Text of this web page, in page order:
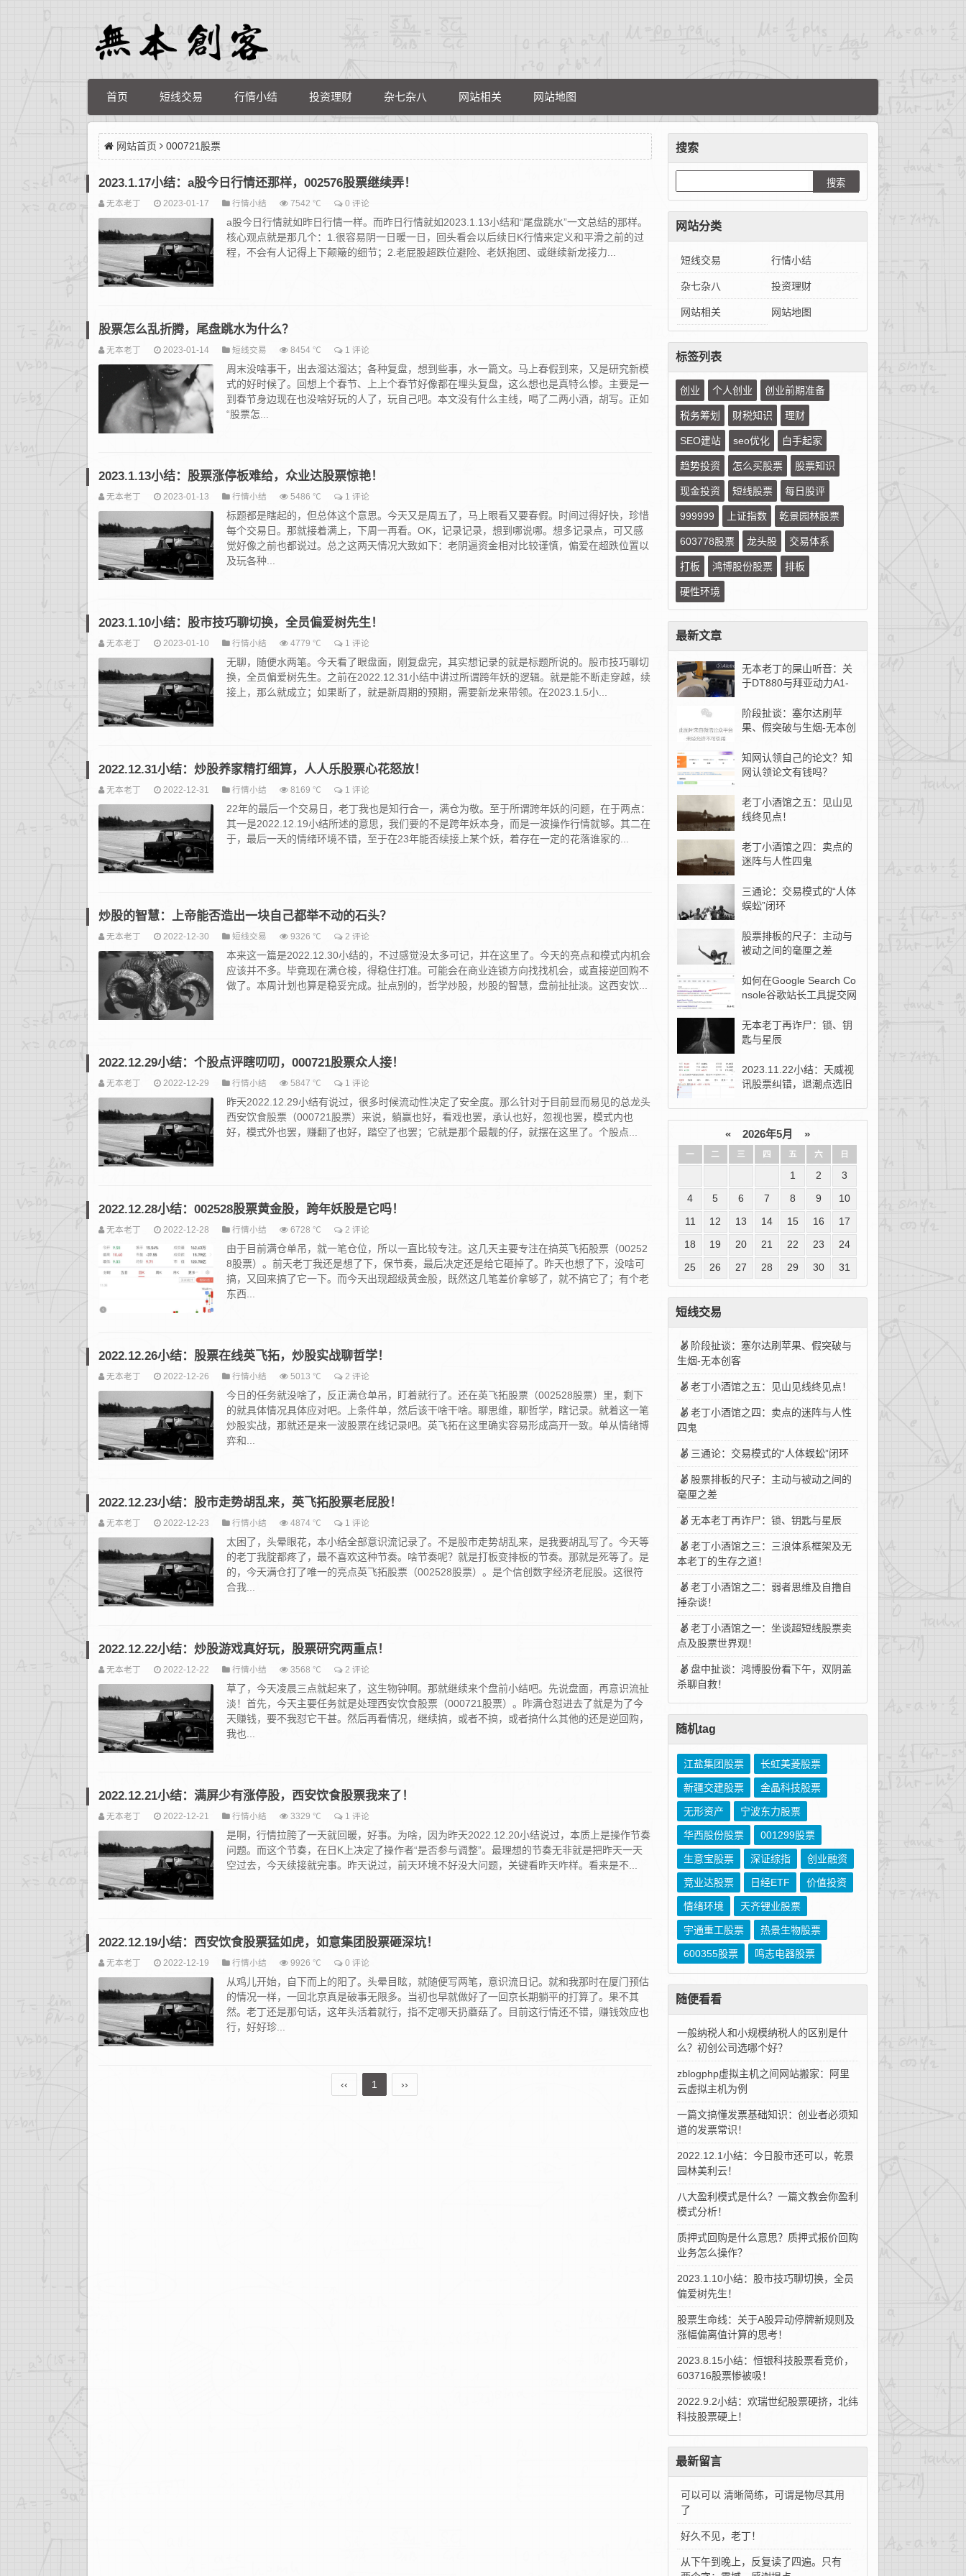
首页 短线交易 行情小结 投资理财 杂七杂八 网站相关 网站地图
网站首页 000721股票
2023.1.17小结：a股今日行情还那样，002576股票继续弄！
无本老丁 2023-01-17 行情小结 7542 ℃ 0 评论
a股今日行情就如昨日行情一样。而昨日行情就如2023.1.13小结和“尾盘跳水”一文总结的那样。
核心观点就是那几个：1.很容易阴一日暖一日，回头看会以后续日K行情来定义和平滑之前的过
程，不会有人记得上下颠簸的细节；2.老屁股超跌位避险、老妖抱团、或继续新龙接力...
股票怎么乱折腾，尾盘跳水为什么？
无本老丁 2023-01-14 短线交易 8454 ℃ 1 评论
周末没啥事干，出去溜达溜达；各种复盘，想到些事，水一篇文。马上春假到来，又是研究新模
式的好时候了。回想上个春节、上上个春节好像都在埋头复盘，这么想也是真特么惨。主要是一
到春节身边现在也没啥好玩的人了，玩自己吧。本文没有什么主线，喝了二两小酒，胡写。正如
“股票怎...
2023.1.13小结：股票涨停板难给，众业达股票惊艳！
无本老丁 2023-01-13 行情小结 5486 ℃ 1 评论
标题都是瞎起的，但总体这个意思。今天又是周五了，马上眼看又要春假。时间过得好快，珍惜
每个交易日。那就接着满上，下周一再看。OK，记录记录，想到哪说哪。想多记录点，可又感
觉好像之前也都说过。总之这两天情况大致如下：老阴逼资金相对比较谨慎，偏爱在超跌位置以
及玩各种...
2023.1.10小结：股市技巧聊切换，全员偏爱树先生！
无本老丁 2023-01-10 行情小结 4779 ℃ 1 评论
无聊，随便水两笔。今天看了眼盘面，刚复盘完，其实想记录的就是标题所说的。股市技巧聊切
换，全员偏爱树先生。之前在2022.12.31小结中讲过所谓跨年妖的逻辑。就是能不断走穿越，续
接上，那么就成立；如果断了，就是新周期的预期，需要新龙来带领。在2023.1.5小...
2022.12.31小结：炒股养家精打细算，人人乐股票心花怒放！
无本老丁 2022-12-31 行情小结 8169 ℃ 1 评论
22年的最后一个交易日，老丁我也是知行合一，满仓为敬。至于所谓跨年妖的问题，在于两点：
其一是2022.12.19小结所述的意思，我们要的不是跨年妖本身，而是一波操作行情就够。其二在
于，最后一天的情绪环境不错，至于在23年能否续接上某个妖，着存在一定的花落谁家的...
炒股的智慧：上帝能否造出一块自己都举不动的石头？
无本老丁 2022-12-30 短线交易 9326 ℃ 2 评论
本来这一篇是2022.12.30小结的，不过感觉没太多可记，并在这里了。今天的亮点和模式内机会
应该并不多。毕竟现在满仓梭，得稳住打准。可能会在商业连锁方向找找机会，或直接逆回购不
做了。本周计划也算是稳妥完成。扯点别的，哲学炒股，炒股的智慧，盘前扯扯淡。这西安饮...
2022.12.29小结：个股点评瞎叨叨，000721股票众人接！
无本老丁 2022-12-29 行情小结 5847 ℃ 1 评论
昨天2022.12.29小结有说过，很多时候流动性决定了安全度。那么针对于目前显而易见的总龙头
西安饮食股票（000721股票）来说，躺赢也好，看戏也罢，承认也好，忽视也罢，模式内也
好，模式外也罢，赚翻了也好，踏空了也罢；它就是那个最靓的仔，就摆在这里了。个股点...
2022.12.28小结：002528股票黄金股，跨年妖股是它吗！
无本老丁 2022-12-28 行情小结 6728 ℃ 2 评论
由于目前满仓单吊，就一笔仓位，所以一直比较专注。这几天主要专注在搞英飞拓股票（00252
8股票）。前天老丁我还是想了下，保节奏，最后决定还是给它砸掉了。昨天也想了下，没啥可
搞，又回来搞了它一下。而今天出现超级黄金股，既然这几笔差价拿够了，就不搞它了；有个老
东西...
2022.12.26小结：股票在线英飞拓，炒股实战聊哲学！
无本老丁 2022-12-26 行情小结 5013 ℃ 2 评论
今日的任务就没啥了，反正满仓单吊，盯着就行了。还在英飞拓股票（002528股票）里，剩下
的就具体情况具体应对吧。上条件单，然后该干啥干啥。聊思维，聊哲学，瞎记录。就着这一笔
炒股实战，那就还是来一波股票在线记录吧。英飞拓在这里确实容易形成高开一致。单从情绪博
弈和...
2022.12.23小结：股市走势胡乱来，英飞拓股票老屁股！
无本老丁 2022-12-23 行情小结 4874 ℃ 1 评论
太困了，头晕眼花，本小结全部意识流记录了。不是股市走势胡乱来，是我要胡乱写了。今天等
的老丁我腚都疼了，最不喜欢这种节奏。啥节奏呢？就是打板变排板的节奏。那就是死等了。是
的，今天满仓打了唯一的亮点英飞拓股票（002528股票）。是个信创数字经济老屁股。这很符
合我...
2022.12.22小结：炒股游戏真好玩，股票研究两重点！
无本老丁 2022-12-22 行情小结 3568 ℃ 2 评论
草了，今天凌晨三点就起来了，这生物钟啊。那就继续来个盘前小结吧。先说盘面，再意识流扯
淡！首先，今天主要任务就是处理西安饮食股票（000721股票）。昨满仓怼进去了就是为了今
天赚钱，要不我怼它干甚。然后再看情况，继续搞，或者不搞，或者搞什么其他的还是逆回购，
我也...
2022.12.21小结：满屏少有涨停股，西安饮食股票我来了！
无本老丁 2022-12-21 行情小结 3329 ℃ 1 评论
是啊，行情拉胯了一天就回暖，好事。为啥，因为昨天2022.12.20小结说过，本质上是操作节奏
问题。而这个节奏，在日K上决定了操作者“是否参与调整”。最理想的节奏无非就是把昨天一天
空过去，今天续接就完事。昨天说过，前天环境不好没大问题，关键看昨天咋样。看来是不...
2022.12.19小结：西安饮食股票猛如虎，如意集团股票砸深坑！
无本老丁 2022-12-19 行情小结 9926 ℃ 0 评论
从鸡儿开始，自下而上的阳了。头晕目眩，就随便写两笔，意识流日记。就和我那时在厦门预估
的情况一样，一回北京真是破事无限多。当初也早就做好了一回京长期躺平的打算了。果不其
然。老丁还是那句话，这年头活着就行，指不定哪天扔蘑菇了。目前这行情还不错，赚钱效应也
行，好好珍...
‹‹ 1 ››
搜索
网站分类
短线交易 行情小结
杂七杂八 投资理财
网站相关 网站地图
标签列表
创业 个人创业 创业前期准备
税务筹划 财税知识 理财
SEO建站 seo优化 白手起家
趋势投资 怎么买股票 股票知识
现金投资 短线股票 每日股评
999999 上证指数 乾景园林股票
603778股票 龙头股 交易体系
打板 鸿博股份股票 排板
硬性环境
最新文章
无本老丁的屎山听音：关
于DT880与拜亚动力A1-
阶段扯谈：塞尔达刷苹
果、假突破与生烟-无本创
知网认领自己的论文？知
网认领论文有钱吗？
老丁小酒馆之五：见山见
线终见点！
老丁小酒馆之四：卖点的
迷阵与人性四鬼
三通论：交易模式的“人体
蜈蚣”闭环
股票排板的尺子：主动与
被动之间的毫厘之差
如何在Google Search Co
nsole谷歌站长工具提交网
无本老丁再诈尸：锁、钥
匙与星辰
2023.11.22小结：天威视
讯股票纠错，退潮点选旧
« 2026年5月 »
一 二 三 四 五 六 日
1 2
3
4
5 6 7 8 9
10
11
12 13 14 15 16
17
18
19 20 21 22 23
24
25
26 27 28 29 30 31
短线交易
阶段扯谈：塞尔达刷苹果、假突破与
生烟-无本创客
老丁小酒馆之五：见山见线终见点！
老丁小酒馆之四：卖点的迷阵与人性
四鬼
三通论：交易模式的“人体蜈蚣”闭环
股票排板的尺子：主动与被动之间的
毫厘之差
无本老丁再诈尸：锁、钥匙与星辰
老丁小酒馆之三：三浪体系框架及无
本老丁的生存之道！
老丁小酒馆之二：弱者思维及自撸自
捶杂谈！
老丁小酒馆之一：坐谈超短线股票卖
点及股票世界观！
盘中扯谈：鸿博股份看下午，双阴盖
杀聊自救！
随机tag
江盐集团股票 长虹美菱股票
新疆交建股票 金晶科技股票
无形资产 宁波东力股票
华西股份股票 001299股票
生意宝股票 深证综指 创业融资
竞业达股票 日经ETF 价值投资
情绪环境 天齐锂业股票
宇通重工股票 热景生物股票
600355股票 鸣志电器股票
随便看看
一般纳税人和小规模纳税人的区别是什
么？初创公司选哪个好？
zblogphp虚拟主机之间网站搬家：阿里
云虚拟主机为例
一篇文搞懂发票基础知识：创业者必须知
道的发票常识！
2022.12.1小结：今日股市还可以，乾景
园林美利云！
八大盈利模式是什么？一篇文教会你盈利
模式分析！
质押式回购是什么意思？质押式报价回购
业务怎么操作？
2023.1.10小结：股市技巧聊切换，全员
偏爱树先生！
股票生命线：关于A股异动停牌新规则及
涨幅偏离值计算的思考！
2023.8.15小结：恒银科技股票看竞价，
603716股票惨被吸！
2022.9.2小结：欢瑞世纪股票硬挤，北纬
科技股票硬上！
最新留言
可以可以 清晰简练，可谓是物尽其用
了
好久不见，老丁！
从下午到晚上，反复读了四遍。只有